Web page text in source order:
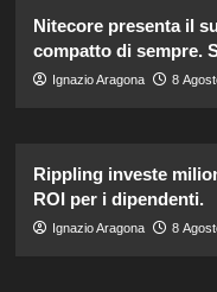
Nitecore presenta il
compatto di sempre.
Ignazio Aragona 8
Rippling investe
ROI per i dipendenti.
Ignazio Aragona 8